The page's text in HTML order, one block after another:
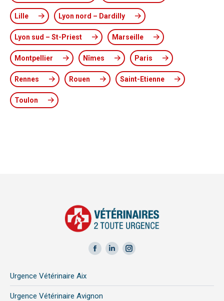
Lille Lyon nord – Dardilly
Lyon sud – St-Priest Marseille
Montpellier Nîmes Paris
Rennes Rouen Saint-Etienne
Toulon
Facebook
in
LinkedInInstagram
Urgence Vétérinaire Aix
Urgence Vétérinaire Avignon